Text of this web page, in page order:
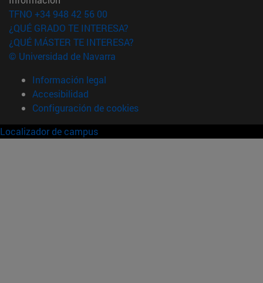
TFNO +34 948 42 56 00
¿QUÉ GRADO TE INTERESA?
¿QUÉ MÁSTER TE INTERESA?
© Universidad de Navarra
Información legal
Accesibilidad
Configuración de cookies
Localizador de campus